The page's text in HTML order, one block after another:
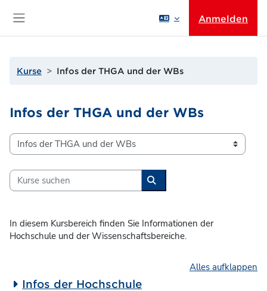
Anmelden
Kurse Infos der THGA und der WBs
Infos der THGA und der WBs
Kursbereiche
Kurse suchen
Kurse suchen
In diesem Kursbereich finden Sie Informationen der
Hochschule und der Wissenschaftsbereiche.
Alles aufklappen
Infos der Hochschule